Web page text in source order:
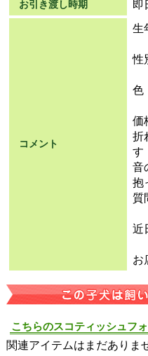
お引き渡し時期 即
コメント
折
す
音
抱
質
近
お
こちらのスコティッシュフ
関連アイテムはまだありま